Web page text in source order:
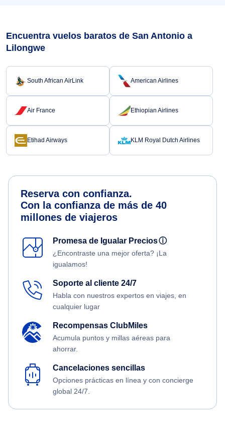
Encuentra vuelos baratos de San Antonio a
Lilongwe
South African AirLink American Airlines
Air France Ethiopian Airlines
Etihad Airways KLM Royal Dutch Airlines
Reserva con confianza.
Con la confianza de más de 40
millones de viajeros
Promesa de Igualar Preciosⓘ
¿Encontraste una mejor oferta? ¡La
igualamos!
Soporte al cliente 24/7
Habla con nuestros expertos en viajes, en
cualquier lugar
Recompensas ClubMiles
Acumula puntos y millas aéreas para
ahorrar.
Cancelaciones sencillas
Opciones prácticas en línea y con concierge
global 24/7.